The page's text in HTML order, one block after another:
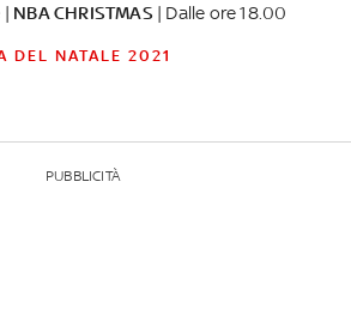
| NBA CHRISTMAS| Dalle ore 18.00
DEL NATALE 2021
PUBBLICITÀ